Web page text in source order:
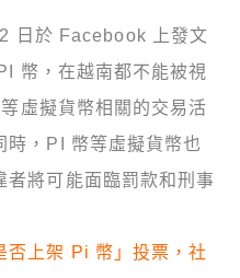
日於 Facebook 上發文
幣，在越南都不能被視
虛擬貨幣相關的交易活
時，PI 幣等虛擬貨幣也
者將可能面臨罰款和刑事
否上架 Pi 幣」投票，社